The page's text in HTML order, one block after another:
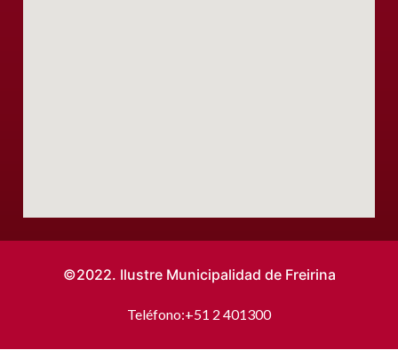
©2022. Ilustre Municipalidad de Freirina
Teléfono:+51 2 401300